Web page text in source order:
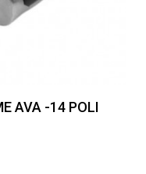
AVA -14 POLI